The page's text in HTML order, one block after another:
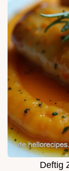
Deftig